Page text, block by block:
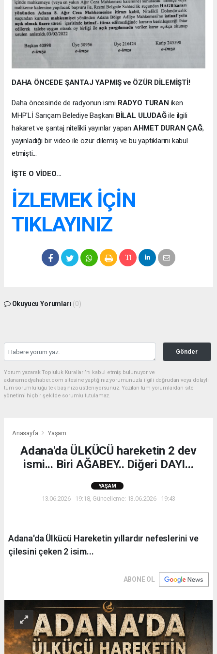
DAHA ÖNCEDE ŞANTAJ YAPMIŞ ve ÖZÜR DİLEMİŞTİ!
Daha öncesinde de radyonun ismi RADYO TURAN iken
MHP'Lİ Sarıçam Belediye Başkanı BİLAL ULUDAĞile ilgili
hakaret ve şantaj nitelikli yayınlar yapan AHMET DURAN ÇAĞ,
yayınladığı bir video ile özür dilemiş ve bu yaptıklarını kabul
etmişti...
İŞTE O VİDEO...
İZLEMEK İÇİN
TIKLAYINIZ
Okuyucu Yorumları (0)
Gönder
Yorum yazarak Topluluk Kuralları’nı kabul etmiş bulunuyor ve
adanamedyahaber.com sitesine yaptığınız yorumunuzla ilgili doğrudan veya dolaylı
tüm sorumluluğu tek başınıza üstleniyorsunuz. Yazılan tüm yorumlardan site
yönetimi hiçbir şekilde sorumlu tutulamaz.
Anasayfa Yaşam
Adana'da ÜLKÜCÜ hareketin 2 dev
ismi... Biri AĞABEY.. Diğeri DAYI...
YAŞAM
13.06.2026 - 19:18, Güncelleme: 13.06.2026 - 19:43
Adana'da Ülkücü Hareketin yıllardır nefeslerini ve
çilesini çeken 2 isim...
ABONE OL